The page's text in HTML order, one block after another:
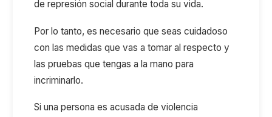
de represión social durante toda su vida.
Por lo tanto, es necesario que seas cuidadoso
con las medidas que vas a tomar al respecto y
las pruebas que tengas a la mano para
incriminarlo.
Si una persona es acusada de violencia